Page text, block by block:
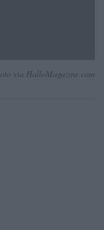
via HalloMagazine.com